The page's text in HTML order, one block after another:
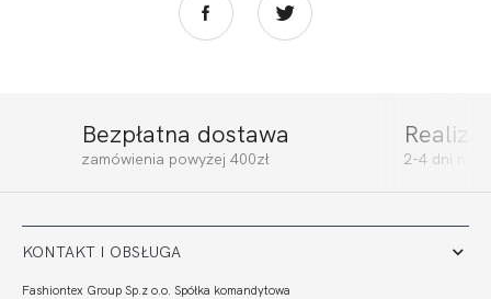
Bezpłatna dostawa
zamówienia powyżej 400zł 2-4 dni
KONTAKT I OBSŁUGA
Fashiontex Group Sp.z o.o. Spółka komandytowa